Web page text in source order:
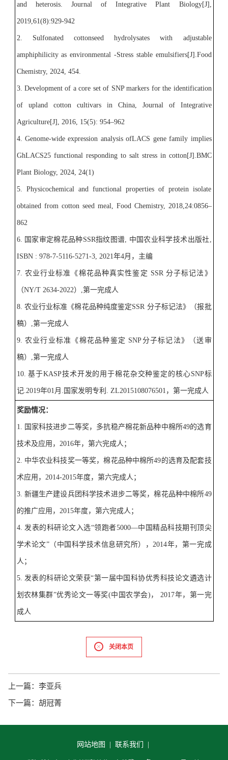
and heterosis. Journal of Integrative Plant Biology[J],
2019,61(8):929-942
2. Sulfonated cottonseed hydrolysates with adjustable
amphiphilicity as environmental -Stress stable emulsifiers[J].Food
Chemistry, 2024, 454.
3. Development of a core set of SNP markers for the identification
of upland cotton cultivars in China, Journal of Integrative
Agriculture[J] , 2016, 15(5): 954–962
4. Genome-wide expression analysisofLACS gene family implies
GhLACS25 functional responding to salt stress in cotton[J].BMC
Plant Biology, 2024, 24(1)
5. Physicochemical and functional properties of protein isolate
obtained from cotton seed meal, Food Chemistry, 2018,24:0856–
862
6. 国家审定棉花品种SSR指纹图谱, 中国农业科学技术出版社,
ISBN : 978-7-5116-5271-3, 2021年4月，主编
7. 农业行业标准《棉花品种真实性鉴定 SSR 分子标记法》
（NY/T 2634-2022） ,第一完成人
8. 农业行业标准《棉花品种纯度鉴定SSR 分子标记法》（报批
稿） ,第一完成人
9. 农业行业标准《棉花品种鉴定 SNP分子标记法》（送审
稿） ,第一完成人
10.基于KASP技术开发的用于棉花杂交种鉴定的核心SNP标
记.2019年01月 . 国家发明专利 . ZL2015108076501 ，第一完成人
奖励情况：
1. 国家科技进步二等奖，多抗稳产棉花新品种中棉所49的选育
技术及应用， 2016年，第六完成人；
2. 中华农业科技奖一等奖，棉花品种中棉所49的选育及配套技
术应用， 2014-2015年度，第六完成人；
3. 新疆生产建设兵团科学技术进步二等奖，棉花品种中棉所49
的推广应用， 2015年度，第六完成人；
4. 发表的科研论文入选“领跑者5000—中国精品科技期刊顶尖
学术论文”（中国科学技术信息研究所），2014年，第一完成
人；
5. 发表的科研论文荣获“第一届中国科协优秀科技论文遴选计
划农林集群”优秀论文一等奖(中国农学会) ，2017年，第一完
成人
关闭本页
上一篇： 李亚兵
下一篇： 胡冠菁
网站地图 | 联系我们 |